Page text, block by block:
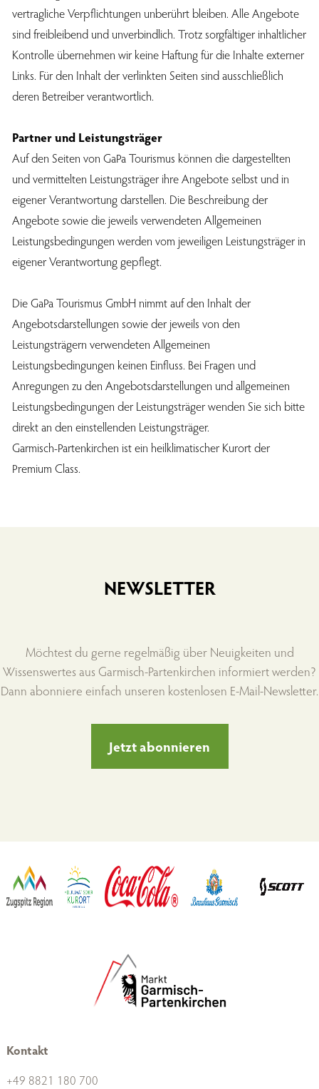
vertragliche Verpflichtungen unberührt bleiben. Alle Angebote
sind freibleibend und unverbindlich. Trotz sorgfältiger inhaltlicher
Kontrolle übernehmen wir keine Haftung für die Inhalte externer
Links. Für den Inhalt der verlinkten Seiten sind ausschließlich
deren Betreiber verantwortlich.
Partner und Leistungsträger
Auf den Seiten von GaPa Tourismus können die dargestellten
und vermittelten Leistungsträger ihre Angebote selbst und in
eigener Verantwortung darstellen. Die Beschreibung der
Angebote sowie die jeweils verwendeten Allgemeinen
Leistungsbedingungen werden vom jeweiligen Leistungsträger in
eigener Verantwortung gepflegt.
Die GaPa Tourismus GmbH nimmt auf den Inhalt der
Angebotsdarstellungen sowie der jeweils von den
Leistungsträgern verwendeten Allgemeinen
Leistungsbedingungen keinen Einfluss. Bei Fragen und
Anregungen zu den Angebotsdarstellungen und allgemeinen
Leistungsbedingungen der Leistungsträger wenden Sie sich bitte
direkt an den einstellenden Leistungsträger.
Garmisch-Partenkirchen ist ein heilklimatischer Kurort der
Premium Class.
NEWSLETTER
Möchtest du gerne regelmäßig über Neuigkeiten und
Wissenswertes aus Garmisch-Partenkirchen informiert werden?
Dann abonniere einfach unseren kostenlosen E-Mail-Newsletter.
Jetzt abonnieren
Kontakt
+49 8821 180 700